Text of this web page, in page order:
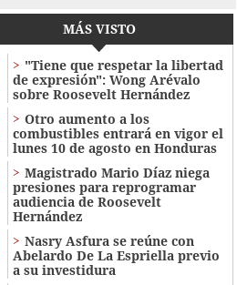
MÁS VISTO
"Tiene que respetar la libertad
de expresión": Wong Arévalo
sobre Roosevelt Hernández
Otro aumento a los
combustibles entrará en vigor el
lunes 10 de agosto en Honduras
Magistrado Mario Díaz niega
presiones para reprogramar
audiencia de Roosevelt
Hernández
Nasry Asfura se reúne con
Abelardo De La Espriella previo
a su investidura